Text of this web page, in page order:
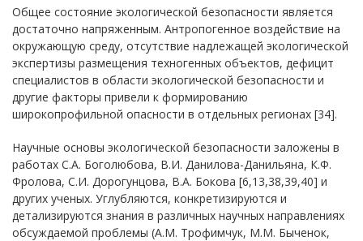
Общее состояние экологической безопасности является
достаточно напряженным. Антропогенное воздействие на
окружающую среду, отсутствие надлежащей экологической
экспертизы размещения техногенных объектов, дефицит
специалистов в области экологической безопасности и
другие факторы привели к формированию
широкопрофильной опасности в отдельных регионах [34].
Научные основы экологической безопасности заложены в
работах С.А. Боголюбова, В.И. Данилова-Данильяна, К.Ф.
Фролова, С.И. Дорогунцова, В.А. Бокова [6,13,38,39,40] и
других ученых. Углубляются, конкретизируются и
детализируются знания в различных научных направлениях
обсуждаемой проблемы (А.М. Трофимчук, М.М. Быченок,